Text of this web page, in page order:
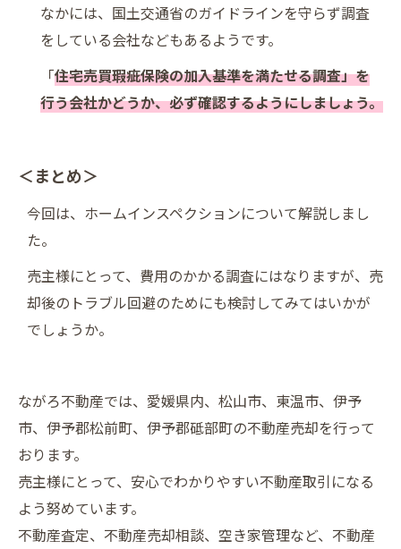
なかには、国土交通省のガイドラインを守らず調査
をしている会社などもあるようです。
「住宅売買瑕疵保険の加入基準を満たせる調査」を
行う会社かどうか、必ず確認するようにしましょう。
＜まとめ＞
今回は、ホームインスペクションについて解説しまし
た。
売主様にとって、費用のかかる調査にはなりますが、売
却後のトラブル回避のためにも検討してみてはいかが
でしょうか。
ながろ不動産では、愛媛県内、松山市、東温市、伊予
市、伊予郡松前町、伊予郡砥部町の不動産売却を行って
おります。
売主様にとって、安心でわかりやすい不動産取引になる
よう努めています。
不動産査定、不動産売却相談、空き家管理など、不動産